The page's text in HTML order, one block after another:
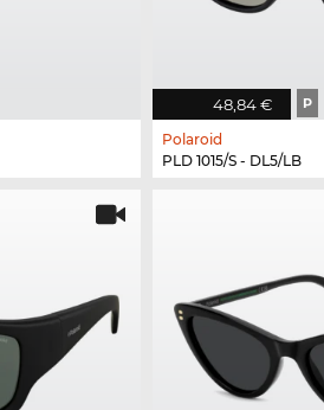
48,84 € P
Polaroid
PLD 1015/S - DL5/LB